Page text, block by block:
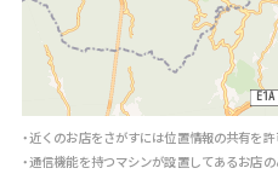
・近くのお店をさがすには位置情報の共有を許
・通信機能を持つマシンが設置してあるお店